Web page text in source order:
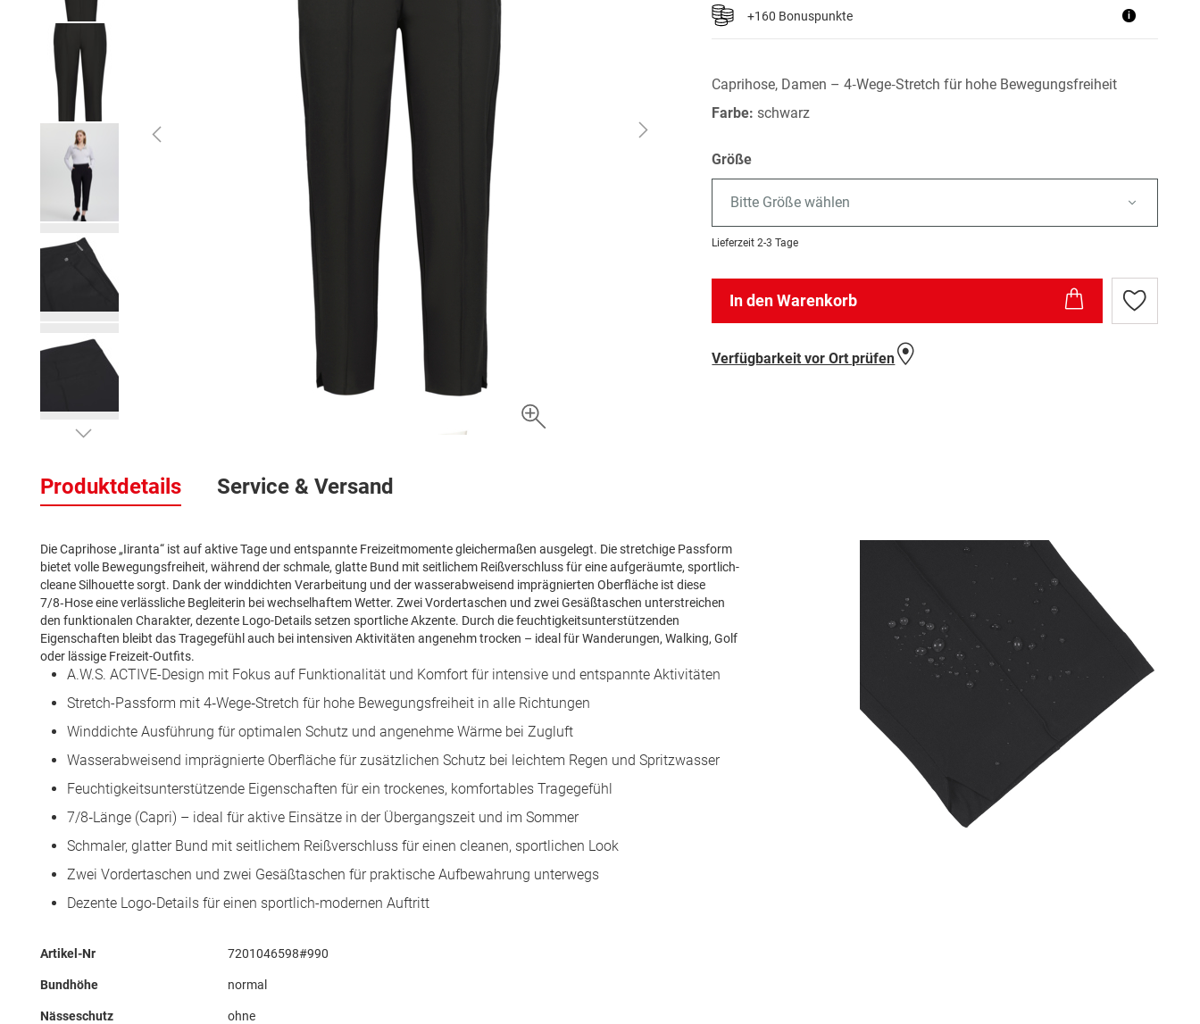
der
Bildergalerie
+160 Bonuspunkte i
Caprihose, Damen – 4‑Wege‑Stretch für hohe Bewegungsfreiheit
Farbe:schwarz
Größe
Bitte Größe wählen
Lieferzeit 2-3 Tage
In den Warenkorb
Zur
Wunschliste
Verfügbarkeit vor Ort prüfen
Produktdetails
Die Caprihose „Iiranta“ ist auf aktive Tage und entspannte Freizeitmomente gleichermaßen ausgelegt. Die stretchige Passform
bietet volle Bewegungsfreiheit, während der schmale, glatte Bund mit seitlichem Reißverschluss für eine aufgeräumte, sportlich-
cleane Silhouette sorgt. Dank der winddichten Verarbeitung und der wasserabweisend imprägnierten Oberfläche ist diese
7/8‑Hose eine verlässliche Begleiterin bei wechselhaftem Wetter. Zwei Vordertaschen und zwei Gesäßtaschen unterstreichen
den funktionalen Charakter, dezente Logo-Details setzen sportliche Akzente. Durch die feuchtigkeitsunterstützenden
Eigenschaften bleibt das Tragegefühl auch bei intensiven Aktivitäten angenehm trocken – ideal für Wanderungen, Walking, Golf
oder lässige Freizeit-Outfits.
A.W.S. ACTIVE-Design mit Fokus auf Funktionalität und Komfort für intensive und entspannte Aktivitäten
Stretch-Passform mit 4‑Wege‑Stretch für hohe Bewegungsfreiheit in alle Richtungen
Winddichte Ausführung für optimalen Schutz und angenehme Wärme bei Zugluft
Wasserabweisend imprägnierte Oberfläche für zusätzlichen Schutz bei leichtem Regen und Spritzwasser
Feuchtigkeitsunterstützende Eigenschaften für ein trockenes, komfortables Tragegefühl
7/8‑Länge (Capri) – ideal für aktive Einsätze in der Übergangszeit und im Sommer
Schmaler, glatter Bund mit seitlichem Reißverschluss für einen cleanen, sportlichen Look
Zwei Vordertaschen und zwei Gesäßtaschen für praktische Aufbewahrung unterwegs
Dezente Logo-Details für einen sportlich-modernen Auftritt
Mehr
Artikel-Nr 7201046598#990
Bundhöhe normal
Nässeschutz ohne
Service & Versand